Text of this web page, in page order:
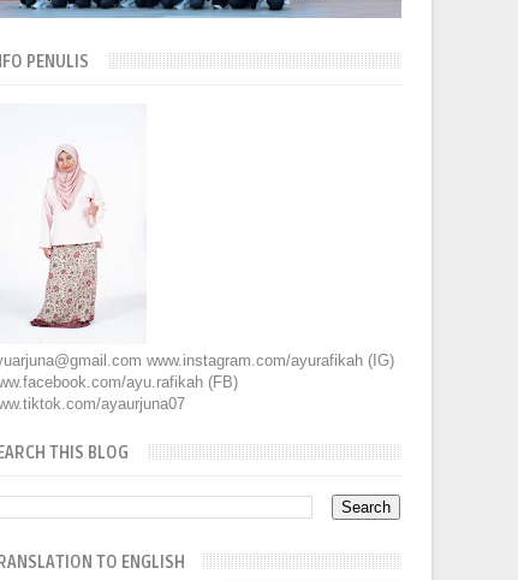
PENULIS
www.instagram.com/ayurafikah (IG)
ayu.rafikah (FB)
ayaurjuna07
THIS BLOG
TO ENGLISH